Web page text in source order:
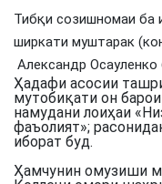
Тибқи созишномаи ба
ширкати муштарак
Александр
Ҳадафи асосии
мутобиқати он
намудани лоиҳаи
фаъолият»;
иборат буд.
Ҳамчунин омузиши